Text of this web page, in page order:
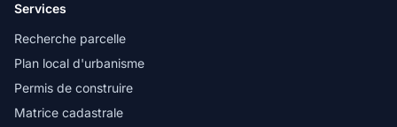
Services
Recherche parcelle
Plan local d'urbanisme
Permis de construire
Matrice cadastrale